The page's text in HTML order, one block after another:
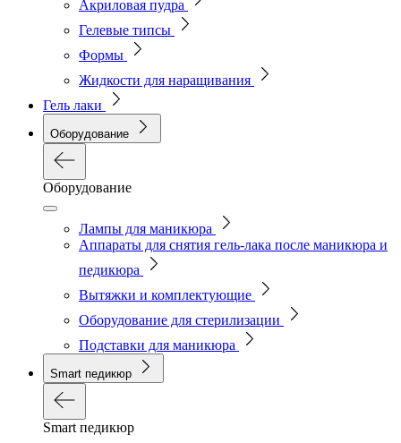
Акриловая пудра
Гелевые типсы
Формы
Жидкости для наращивания
Гель лаки
Оборудование
Оборудование
Лампы для маникюра
Аппараты для снятия гель-лака после маникюра и
педикюра
Вытяжки и комплектующие
Оборудование для стерилизации
Подставки для маникюра
Smart педикюр
Smart педикюр